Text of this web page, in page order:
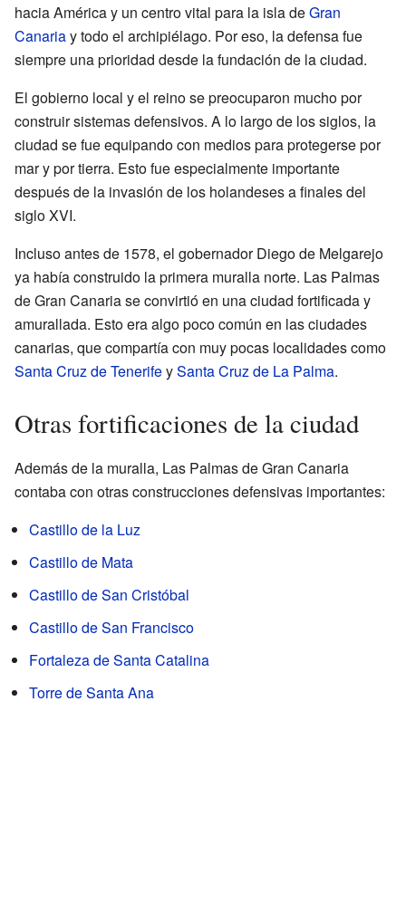
hacia América y un centro vital para la isla deGran
Canariay todo el archipiélago. Por eso, la defensa fue
siempre una prioridad desde la fundación de la ciudad.
El gobierno local y el reino se preocuparon mucho por
construir sistemas defensivos. A lo largo de los siglos, la
ciudad se fue equipando con medios para protegerse por
mar y por tierra. Esto fue especialmente importante
después de la invasión de los holandeses a finales del
siglo XVI.
Incluso antes de 1578, el gobernador Diego de Melgarejo
ya había construido la primera muralla norte. Las Palmas
de Gran Canaria se convirtió en una ciudad fortificada y
amurallada. Esto era algo poco común en las ciudades
canarias, que compartía con muy pocas localidades como
Santa Cruz de TenerifeySanta Cruz de La Palma.
Otras fortificaciones de la ciudad
Además de la muralla, Las Palmas de Gran Canaria
contaba con otras construcciones defensivas importantes:
Castillo de la Luz
Castillo de Mata
Castillo de San Cristóbal
Castillo de San Francisco
Fortaleza de Santa Catalina
Torre de Santa Ana